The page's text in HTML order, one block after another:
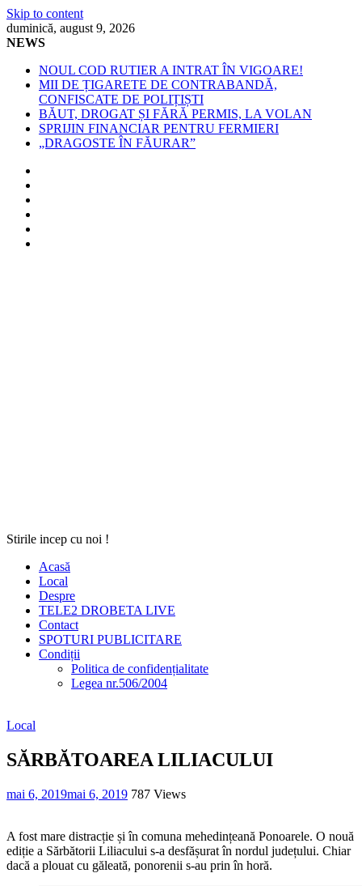
Skip to content
duminică, august 9, 2026
NEWS
NOUL COD RUTIER A INTRAT ÎN VIGOARE!
MII DE ȚIGARETE DE CONTRABANDĂ,
CONFISCATE DE POLIȚIȘTI
BĂUT, DROGAT ȘI FĂRĂ PERMIS, LA VOLAN
SPRIJIN FINANCIAR PENTRU FERMIERI
„DRAGOSTE ÎN FĂURAR”
Stirile incep cu noi !
Acasă
Local
Despre
TELE2 DROBETA LIVE
Contact
SPOTURI PUBLICITARE
Condiții
Politica de confidențialitate
Legea nr.506/2004
Local
SĂRBĂTOAREA LILIACULUI
mai 6, 2019mai 6, 2019 787 Views
A fost mare distracție și în comuna mehedințeană Ponoarele. O nouă
ediție a Sărbătorii Liliacului s-a desfășurat în nordul județului. Chiar
dacă a plouat cu găleată, ponorenii s-au prin în horă.